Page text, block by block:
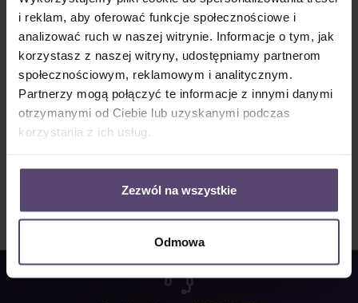
i reklam, aby oferować funkcje społecznościowe i
analizować ruch w naszej witrynie. Informacje o tym, jak
korzystasz z naszej witryny, udostępniamy partnerom
społecznościowym, reklamowym i analitycznym.
Partnerzy mogą połączyć te informacje z innymi danymi
otrzymanymi od Ciebie lub uzyskanymi podczas
korzystania z ich usług.
Zezwól na wszystkie
Odmowa
Numer produktu: SW10230
Opis
Wymiana dolnej listwy w podwójnej rolecie Podwójna roleta
z kasetą 80mm, Opcja obsługi elektrycznej,…